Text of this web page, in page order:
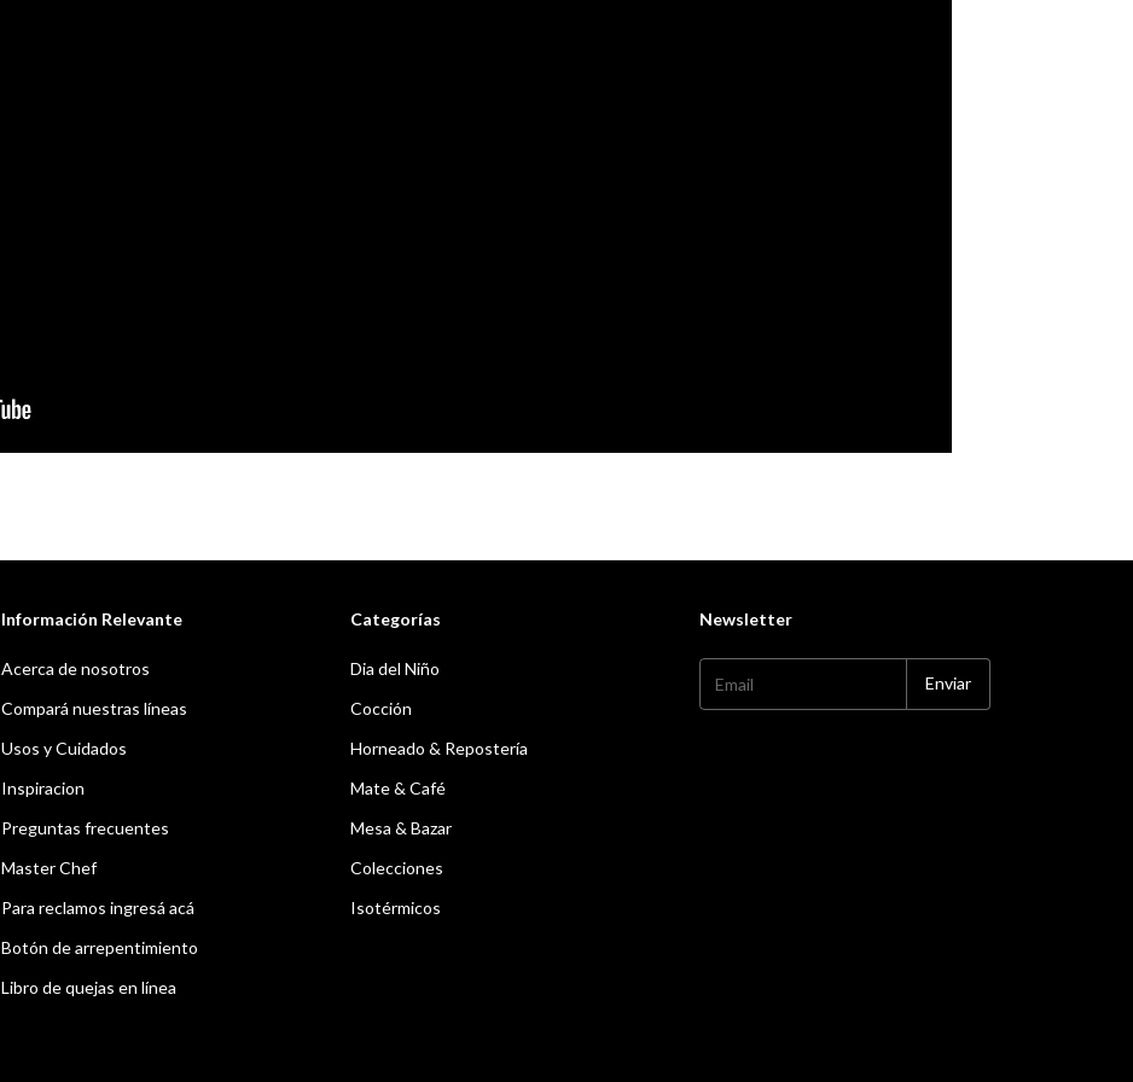
Información Relevante
Acerca de nosotros
Compará nuestras líneas
Usos y Cuidados
Inspiracion
Preguntas frecuentes
Master Chef
Para reclamos ingresá acá
Botón de arrepentimiento
Libro de quejas en línea
Categorías
Dia del Niño
Cocción
Horneado & Repostería
Mate & Café
Mesa & Bazar
Colecciones
Isotérmicos
Newsletter